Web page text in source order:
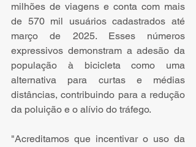
milhões de viagens e conta com mais
de 570 mil usuários cadastrados até
março de 2025. Esses números
expressivos demonstram a adesão da
população à bicicleta como uma
alternativa para curtas e médias
distâncias, contribuindo para a redução
da poluição e o alívio do tráfego.
"Acreditamos que incentivar o uso da